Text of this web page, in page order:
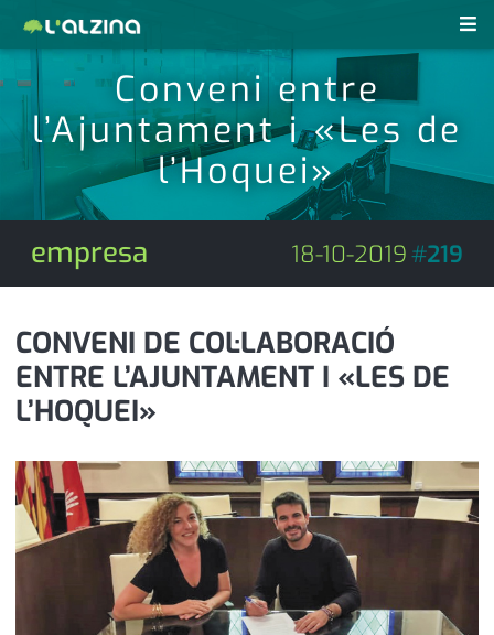
notícies
últimes notícies
activitats
agenda
empresa
esports
medi ambient
opinió
política
revistes pdf
anunciants
contacte
telèfons
calendari
Conveni entre
l’Ajuntament i «Les de
l’Hoquei»
empresa 18-10-2019#219
CONVENI DE COL·LABORACIÓ
ENTRE L’AJUNTAMENT I «LES DE
L’HOQUEI»